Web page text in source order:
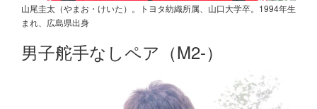
山尾圭太（やまお・けいた）。トヨタ紡織所属、山口大学卒。1994年生
まれ、広島県出身
男子舵手なしペア（M2-）